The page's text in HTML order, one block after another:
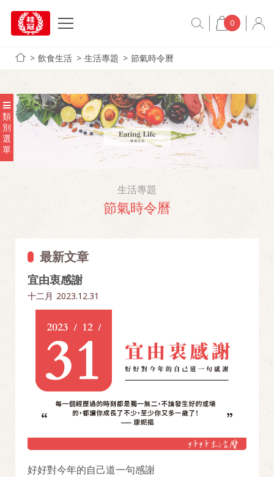
0
飲食生活 生活專題 節氣時令曆
類
別
選
單
生活專題
節氣時令曆
最新文章
宜由衷感謝
十二月 2023.12.31
好好對今年的自己道一句感謝